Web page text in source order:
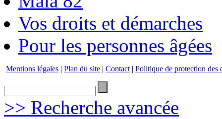
Vos droits et démarches
Pour les personnes âgées
Mentions légales | Plan du site | Contact | Politique de protection des
>> Recherche avancée